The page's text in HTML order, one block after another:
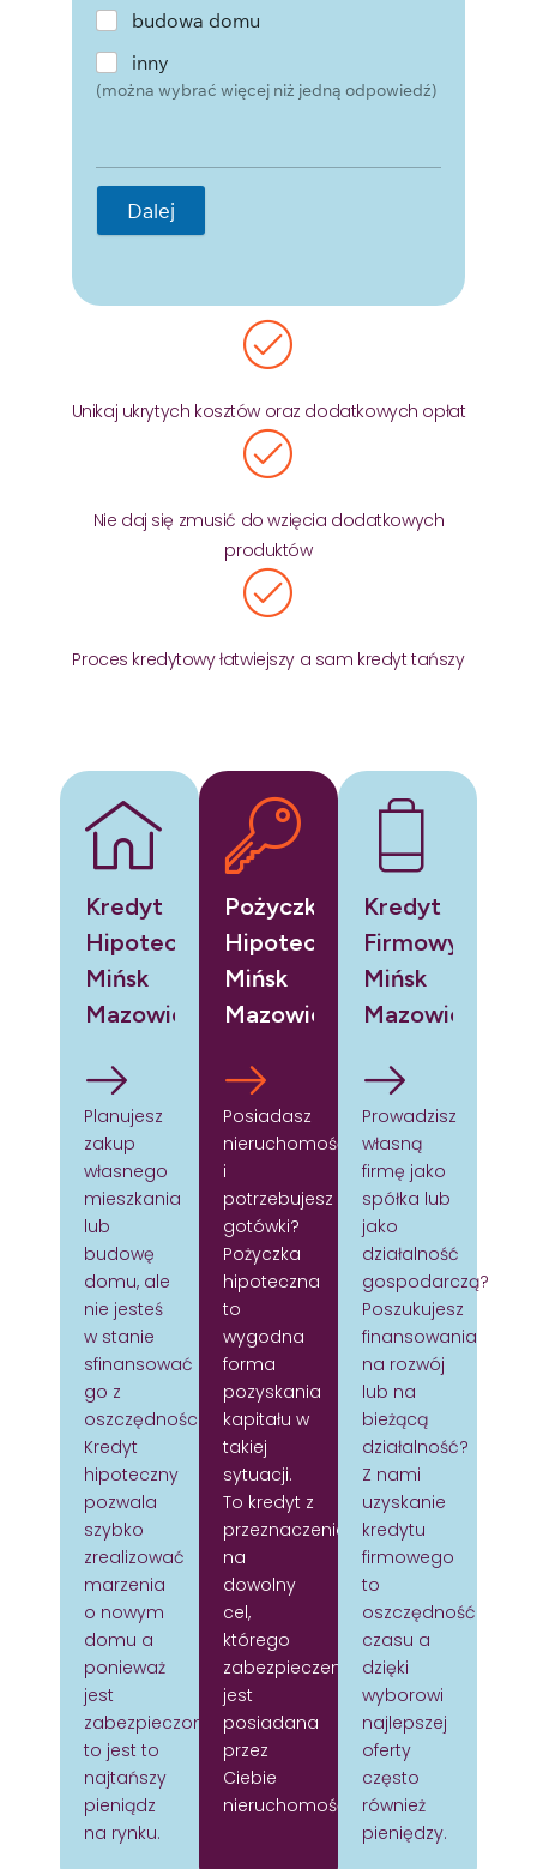
budowa domu
inny
(można wybrać więcej niż jedną odpowiedź)
Dalej
Unikaj ukrytych kosztów oraz dodatkowych opłat
Nie daj się zmusić do wzięcia dodatkowych
produktów
Proces kredytowy łatwiejszy a sam kredyt tańszy
Kredyt
Hipoteczny
Mińsk
Mazowiecki
Planujesz
zakup
własnego
mieszkania
lub
budowę
domu, ale
nie jesteś
w stanie
sfinansować
go z
oszczędności?
Kredyt
hipoteczny
pozwala
szybko
zrealizować
marzenia
o nowym
domu a
ponieważ
jest
zabezpieczony
to jest to
najtańszy
pieniądz
na rynku.
Pożyczka
Hipoteczna
Mińsk
Mazowiecki
Posiadasz
nieruchomość
i
potrzebujesz
gotówki?
Pożyczka
hipoteczna
to
wygodna
forma
pozyskania
kapitału w
takiej
sytuacji.
To kredyt z
przeznaczeniem
na
dowolny
cel,
którego
zabezpieczeniem
jest
posiadana
przez
Ciebie
nieruchomość.
Kredyt
Firmowy
Mińsk
Mazowiecki
Prowadzisz
własną
firmę jako
spółka lub
jako
działalność
gospodarczą?
Poszukujesz
finansowania
na rozwój
lub na
bieżącą
działalność?
Z nami
uzyskanie
kredytu
firmowego
to
oszczędność
czasu a
dzięki
wyborowi
najlepszej
oferty
często
również
pieniędzy.